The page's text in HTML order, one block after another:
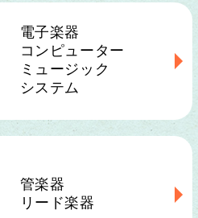
電子楽器
コンピューター
ミュージック
システム
管楽器
リード楽器